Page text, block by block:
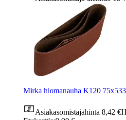
Mirka hiomanauha K120
Asiakasomistajahinta 8,42 €